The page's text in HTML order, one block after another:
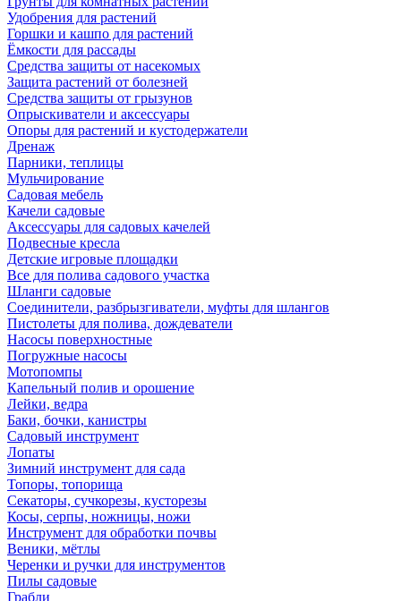
Удобрения для растений
Горшки и кашпо для растений
Ёмкости для рассады
Средства защиты от насекомых
Защита растений от болезней
Средства защиты от грызунов
Опрыскиватели и аксессуары
Опоры для растений и кустодержатели
Дренаж
Парники, теплицы
Мульчирование
Садовая мебель
Качели садовые
Аксессуары для садовых качелей
Подвесные кресла
Детские игровые площадки
Все для полива садового участка
Шланги садовые
Соединители, разбрызгиватели, муфты для шлангов
Пистолеты для полива, дождеватели
Насосы поверхностные
Погружные насосы
Мотопомпы
Капельный полив и орошение
Лейки, ведра
Баки, бочки, канистры
Садовый инструмент
Лопаты
Зимний инструмент для сада
Топоры, топорища
Секаторы, сучкорезы, кусторезы
Косы, серпы, ножницы, ножи
Инструмент для обработки почвы
Веники, мётлы
Черенки и ручки для инструментов
Пилы садовые
Грабли